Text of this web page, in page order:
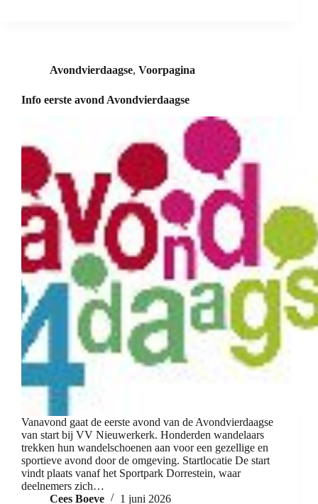
Avondvierdaagse, Voorpagina
Info eerste avond Avondvierdaagse
Vanavond gaat de eerste avond van de Avondvierdaagse
van start bij VV Nieuwerkerk. Honderden wandelaars
trekken hun wandelschoenen aan voor een gezellige en
sportieve avond door de omgeving. Startlocatie De start
vindt plaats vanaf het Sportpark Dorrestein, waar
deelnemers zich…
Cees Boeve
1 juni 2026